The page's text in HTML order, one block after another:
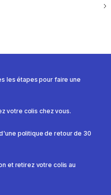
les étapes pour faire une
votre colis chez vous.
politique de retour de 30
et retirez votre colis au